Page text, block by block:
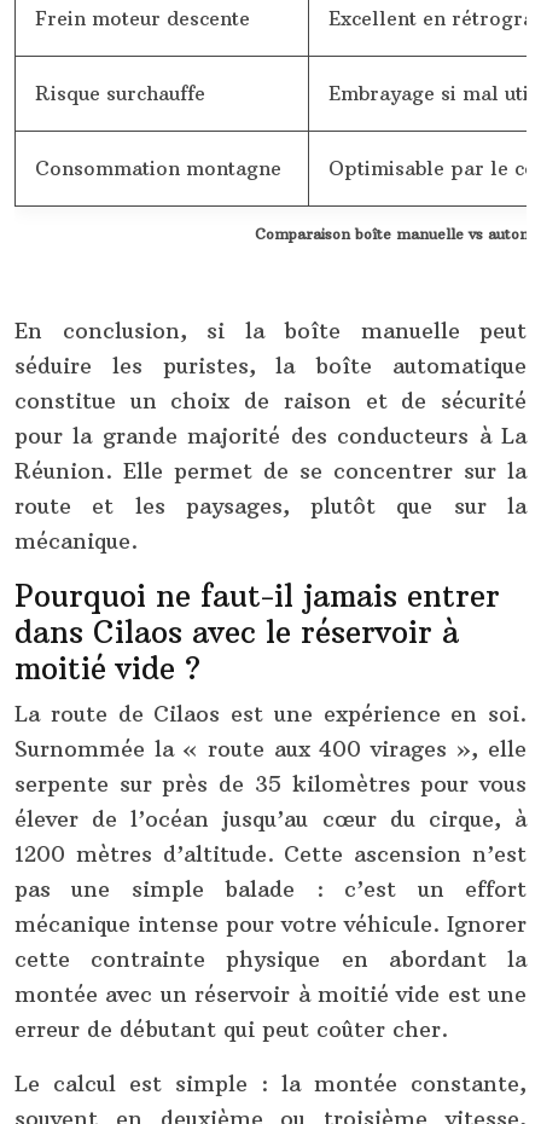
Comparaison boîte manuelle vs
Frein moteur descente Excellent en
Risque surchauffe Embrayage si mal
Consommation montagne Optimisable par le
En conclusion, si la boîte manuelle peut
séduire les puristes, la boîte automatique
constitue un choix de raison et de sécurité
pour la grande majorité des conducteurs à La
Réunion. Elle permet de se concentrer sur la
route et les paysages, plutôt que sur la
mécanique.
Pourquoi ne faut-il jamais entrer
dans Cilaos avec le réservoir à
moitié vide ?
La route de Cilaos est une expérience en soi.
Surnommée la « route aux 400 virages », elle
serpente sur près de 35 kilomètres pour vous
élever de l’océan jusqu’au cœur du cirque, à
1200 mètres d’altitude. Cette ascension n’est
pas une simple balade : c’est un effort
mécanique intense pour votre véhicule. Ignorer
cette contrainte physique en abordant la
montée avec un réservoir à moitié vide est une
erreur de débutant qui peut coûter cher.
Le calcul est simple : la montée constante,